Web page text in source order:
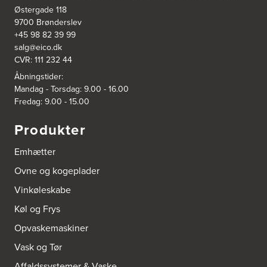
http://www.el-salg.dk
A/S Kærsgaard
Hjørringvej 42
9400 Nørresundby
http://www.designa.dk
AUBO Køkken & Bad Østerbro
Vennemindevej 2
2100 København Ø
http://www.aubo.dk
Industrivej 8
5560 Aarup
Tel.: 70101005
https://hvidtogfrit.dk/forhandler/aktiv-hvidevareservice/
Amager Køkken bad & Garderobe
Østergade 118
9700 Brønderslev
+45 98 82 39 99
salg@eico.dk
CVR: 111 232 44
Åbningstider:
Mandag - Torsdag: 9.00 - 16.00
Fredag: 9.00 - 15.00
Produkter
Emhætter
Ovne og kogeplader
Vinkøleskabe
Køl og Frys
Opvaskemaskiner
Vask og Tør